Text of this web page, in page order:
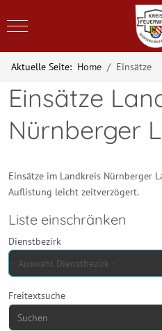
Mobile Menu Toggle
Aktuelle Seite: Home Einsätze
Einsätze
Nürnberger
Einsätze im Landkreis Nürnberger
Auflistung leicht zeitverzögert.
Liste einschränken
Dienstbezirk
Freitextsuche